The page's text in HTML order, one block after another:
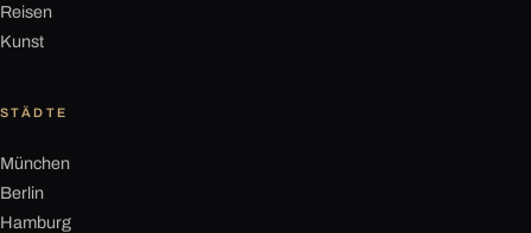
Reisen
Kunst
STÄDTE
München
Berlin
Hamburg